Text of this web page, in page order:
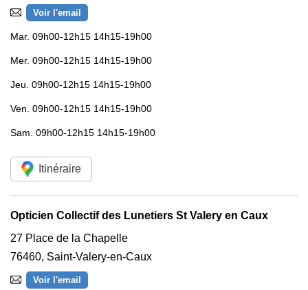
Voir l'email
Mar. 09h00-12h15 14h15-19h00
Mer. 09h00-12h15 14h15-19h00
Jeu. 09h00-12h15 14h15-19h00
Ven. 09h00-12h15 14h15-19h00
Sam. 09h00-12h15 14h15-19h00
Itinéraire
Opticien Collectif des Lunetiers St Valery en Caux
27 Place de la Chapelle
76460, Saint-Valery-en-Caux
Voir l'email